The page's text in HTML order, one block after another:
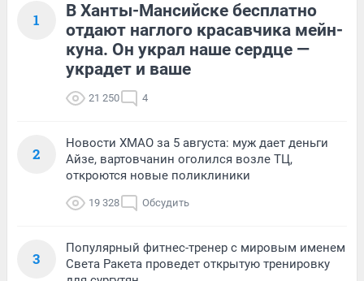
1
В Ханты-Мансийске бесплатно
отдают наглого красавчика мейн-
куна. Он украл наше сердце —
украдет и ваше
21 250 4
2
Новости ХМАО за 5 августа: муж дает деньги
Айзе, вартовчанин оголился возле ТЦ,
откроются новые поликлиники
19 328 Обсудить
3
Популярный фитнес-тренер с мировым именем
Света Ракета проведет открытую тренировку